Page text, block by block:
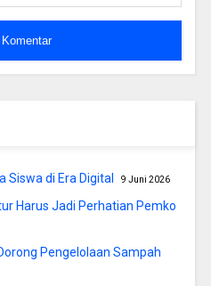
Siswa di Era Digital 9 Juni 2026
Harus Jadi Perhatian Pemko
Pengelolaan Sampah